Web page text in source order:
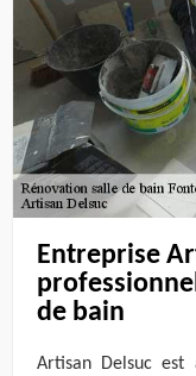
Entreprise
de bain
Artisan Delsuc